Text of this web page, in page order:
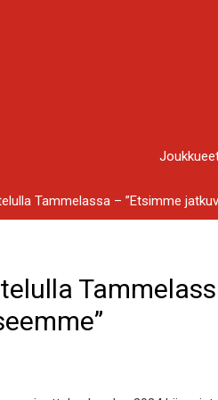
Tammelassa – ”Etsimme